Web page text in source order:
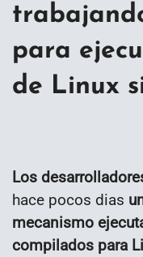
para
de Linux
Los
hace pocos dias
mecanismo
compilados para